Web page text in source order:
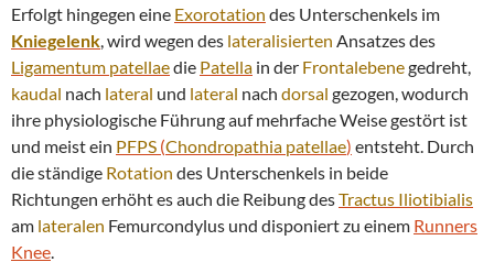
Erfolgt hingegen eine Exorotation des Unterschenkels im
Kniegelenk, wird wegen des lateralisierten Ansatzes des
Ligamentum patellaedie Patella in der Frontalebenegedreht,
kaudal nach lateral und lateral nach dorsal gezogen, wodurch
ihre physiologische Führung auf mehrfache Weise gestört ist
und meist ein PFPS (Chondropathia patellae) entsteht. Durch
die ständige Rotation des Unterschenkels in beide
Richtungen erhöht es auch die Reibung desTractus Iliotibialis
am lateralen Femurcondylus und disponiert zu einem Runners
Knee.